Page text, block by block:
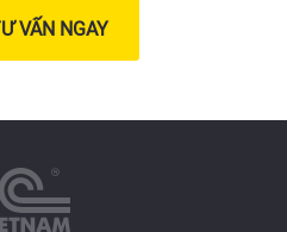
VẤN NGAY